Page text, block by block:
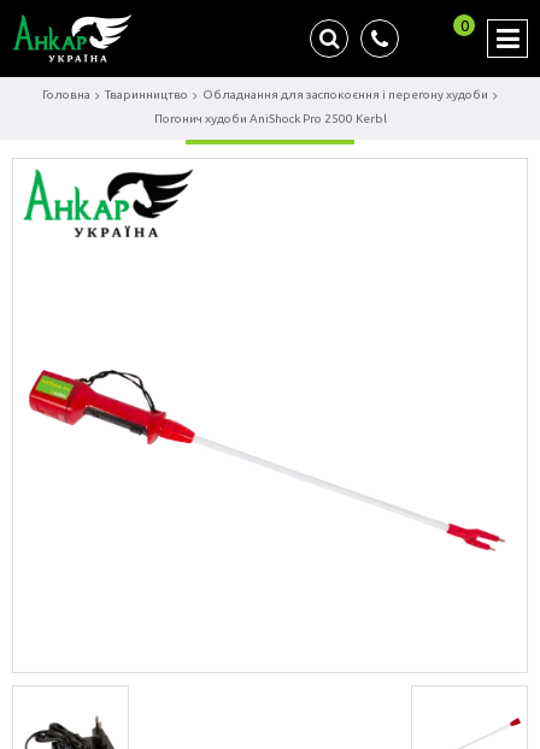
0
Головна Тваринництво
Обладнання для заспокоєння і перегону худоби
Погонич худоби AniShock Pro 2500 Kerbl